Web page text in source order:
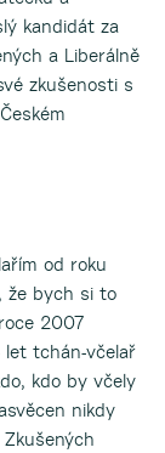
kandidát za
a Liberálně
zkušenosti s
od roku
že bych si to
2007
let tchán-včelař
kdo by včely
nikdy